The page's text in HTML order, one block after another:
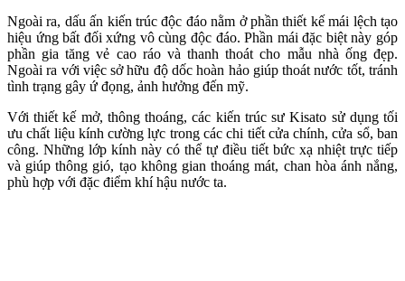
Ngoài ra, dấu ấn kiến trúc độc đáo nằm ở phần thiết kế mái lệch tạo
hiệu ứng bất đối xứng vô cùng độc đáo. Phần mái đặc biệt này góp
phần gia tăng vẻ cao ráo và thanh thoát cho mẫu nhà ống đẹp.
Ngoài ra với việc sở hữu độ dốc hoàn hảo giúp thoát nước tốt, tránh
tình trạng gây ứ đọng, ảnh hưởng đến mỹ.
Với thiết kế mở, thông thoáng, các kiến trúc sư Kisato sử dụng tối
ưu chất liệu kính cường lực trong các chi tiết cửa chính, cửa sổ, ban
công. Những lớp kính này có thể tự điều tiết bức xạ nhiệt trực tiếp
và giúp thông gió, tạo không gian thoáng mát, chan hòa ánh nắng,
phù hợp với đặc điểm khí hậu nước ta.